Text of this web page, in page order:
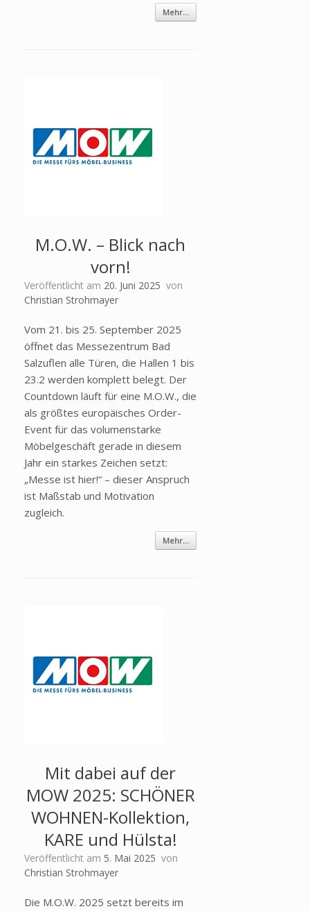
Mehr...
M.O.W. – Blick nach
vorn!
Veröffentlicht am 20. Juni 2025 von
Christian Strohmayer
Vom 21. bis 25. September 2025
öffnet das Messezentrum Bad
Salzuflen alle Türen, die Hallen 1 bis
23.2 werden komplett belegt. Der
Countdown läuft für eine M.O.W., die
als größtes europäisches Order-
Event für das volumenstarke
Möbelgeschäft gerade in diesem
Jahr ein starkes Zeichen setzt:
„Messe ist hier!“ – dieser Anspruch
ist Maßstab und Motivation
zugleich.
Mehr...
Mit dabei auf der
MOW 2025: SCHÖNER
WOHNEN-Kollektion,
KARE und Hülsta!
Veröffentlicht am 5. Mai 2025 von
Christian Strohmayer
Die M.O.W. 2025 setzt bereits im